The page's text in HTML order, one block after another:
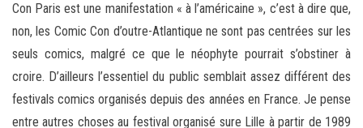
Con Paris est une manifestation « à l’américaine », c’est à dire que,
non, les Comic Con d’outre-Atlantique ne sont pas centrées sur les
seuls comics, malgré ce que le néophyte pourrait s’obstiner à
croire. D’ailleurs l’essentiel du public semblait assez différent des
festivals comics organisés depuis des années en France. Je pense
entre autres choses au festival organisé sure Lille à partir de 1989